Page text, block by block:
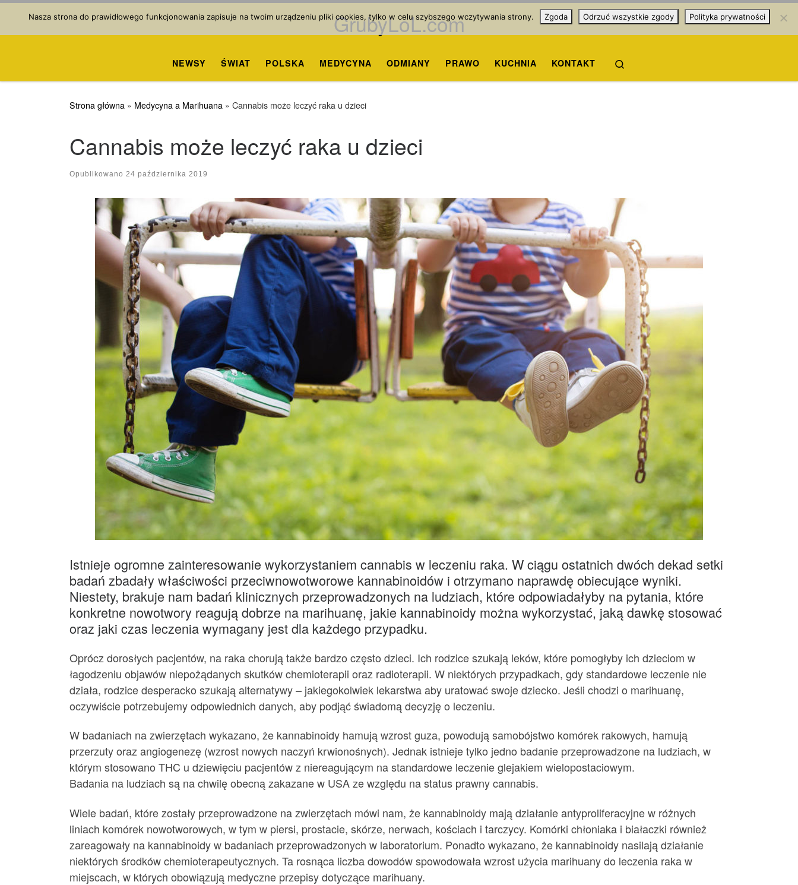
Przejdź do treści GrubyLoL.com
NEWSY ŚWIAT POLSKA MEDYCYNA ODMIANY PRAWO KUCHNIA KONTAKT
Strona główna » Medycyna a Marihuana » Cannabis może leczyć raka u dzieci
Cannabis może leczyć raka u dzieci
Opublikowano 24 października 2019
Istnieje ogromne zainteresowanie wykorzystaniem cannabis w leczeniu raka. W ciągu ostatnich dwóch dekad setki
badań zbadały właściwości przeciwnowotworowe kannabinoidów i otrzymano naprawdę obiecujące wyniki.
Niestety, brakuje nam badań klinicznych przeprowadzonych na ludziach, które odpowiadałyby na pytania, które
konkretne nowotwory reagują dobrze na marihuanę, jakie kannabinoidy można wykorzystać, jaką dawkę stosować
oraz jaki czas leczenia wymagany jest dla każdego przypadku.
Oprócz dorosłych pacjentów, na raka chorują także bardzo często dzieci. Ich rodzice szukają leków, które pomogłyby ich dzieciom w
łagodzeniu objawów niepożądanych skutków chemioterapii oraz radioterapii. W niektórych przypadkach, gdy standardowe leczenie nie
działa, rodzice desperacko szukają alternatywy – jakiegokolwiek lekarstwa aby uratować swoje dziecko. Jeśli chodzi o marihuanę,
oczywiście potrzebujemy odpowiednich danych, aby podjąć świadomą decyzję o leczeniu.
W badaniach na zwierzętach wykazano, że kannabinoidy hamują wzrost guza, powodują samobójstwo komórek rakowych, hamują
przerzuty oraz angiogenezę (wzrost nowych naczyń krwionośnych). Jednak istnieje tylko jedno badanie przeprowadzone na ludziach, w
którym stosowano THC u dziewięciu pacjentów z niereagującym na standardowe leczenie glejakiem wielopostaciowym.
Badania na ludziach są na chwilę obecną zakazane w USA ze względu na status prawny cannabis.
Wiele badań, które zostały przeprowadzone na zwierzętach mówi nam, że kannabinoidy mają działanie antyproliferacyjne w różnych
liniach komórek nowotworowych, w tym w piersi, prostacie, skórze, nerwach, kościach i tarczycy. Komórki chłoniaka i białaczki również
zareagowały na kannabinoidy w badaniach przeprowadzonych w laboratorium. Ponadto wykazano, że kannabinoidy nasilają działanie
niektórych środków chemioterapeutycznych. Ta rosnąca liczba dowodów spowodowała wzrost użycia marihuany do leczenia raka w
miejscach, w których obowiązują medyczne przepisy dotyczące marihuany.
Nasza strona do prawidłowego funkcjonowania zapisuje na twoim urządzeniu pliki cookies, tylko w celu szybszego wczytywania strony. Zgoda Odrzuć wszystkie zgody Polityka prywatności